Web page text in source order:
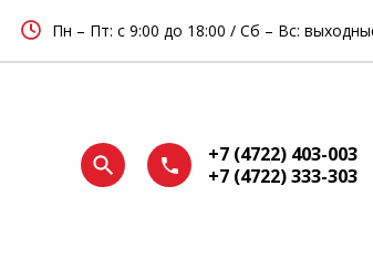
Пн – Пт: с 9:00 до 18:00 / Сб – Вс:
+7 (4722) 403-003
+7 (4722) 333-303